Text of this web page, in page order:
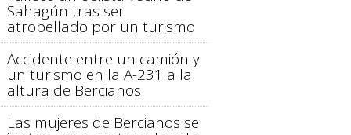
Sahagún tras ser
atropellado por un turismo
Accidente entre un camión y
un turismo en la A-231 a la
altura de Bercianos
Las mujeres de Bercianos se